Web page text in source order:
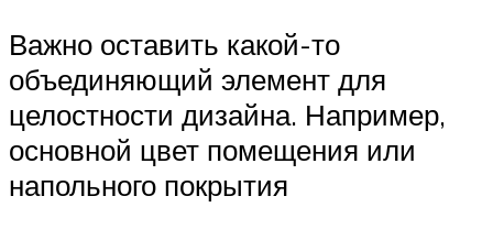
Важно оставить какой-то
объединяющий элемент для
целостности дизайна. Например,
основной цвет помещения или
напольного покрытия